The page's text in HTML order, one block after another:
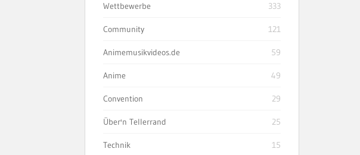
Wettbewerbe 333
Community 121
Animemusikvideos.de 59
Anime 49
Convention 29
Über'n Tellerrand 25
Technik 15